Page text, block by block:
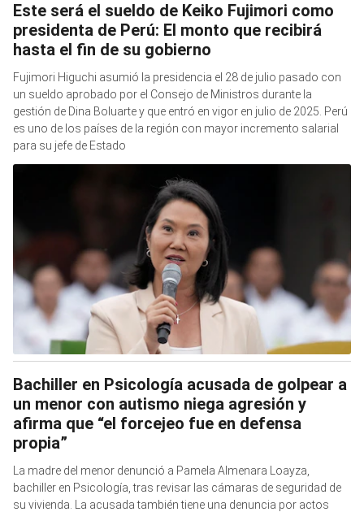
Este será el sueldo de Keiko Fujimori como
presidenta de Perú: El monto que recibirá
hasta el fin de su gobierno
Fujimori Higuchi asumió la presidencia el 28 de julio pasado con
un sueldo aprobado por el Consejo de Ministros durante la
gestión de Dina Boluarte y que entró en vigor en julio de 2025. Perú
es uno de los países de la región con mayor incremento salarial
para su jefe de Estado
Bachiller en Psicología acusada de golpear a
un menor con autismo niega agresión y
afirma que “el forcejeo fue en defensa
propia”
La madre del menor denunció a Pamela Almenara Loayza,
bachiller en Psicología, tras revisar las cámaras de seguridad de
su vivienda. La acusada también tiene una denuncia por actos